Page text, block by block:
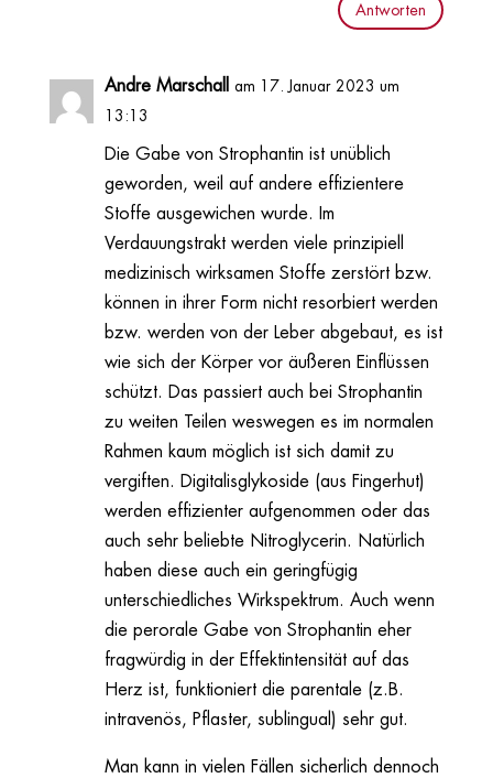
Antworten
Andre Marschall
am 17. Januar 2023 um
13:13
Die Gabe von Strophantin ist unüblich
geworden, weil auf andere effizientere
Stoffe ausgewichen wurde. Im
Verdauungstrakt werden viele prinzipiell
medizinisch wirksamen Stoffe zerstört bzw.
können in ihrer Form nicht resorbiert werden
bzw. werden von der Leber abgebaut, es ist
wie sich der Körper vor äußeren Einflüssen
schützt. Das passiert auch bei Strophantin
zu weiten Teilen weswegen es im normalen
Rahmen kaum möglich ist sich damit zu
vergiften. Digitalisglykoside (aus Fingerhut)
werden effizienter aufgenommen oder das
auch sehr beliebte Nitroglycerin. Natürlich
haben diese auch ein geringfügig
unterschiedliches Wirkspektrum. Auch wenn
die perorale Gabe von Strophantin eher
fragwürdig in der Effektintensität auf das
Herz ist, funktioniert die parentale (z.B.
intravenös, Pflaster, sublingual) sehr gut.
Man kann in vielen Fällen sicherlich dennoch